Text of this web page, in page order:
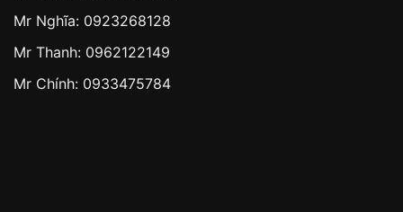
Mr Nghĩa: 0923268128
Mr Thanh: 0962122149
Mr Chính: 0933475784